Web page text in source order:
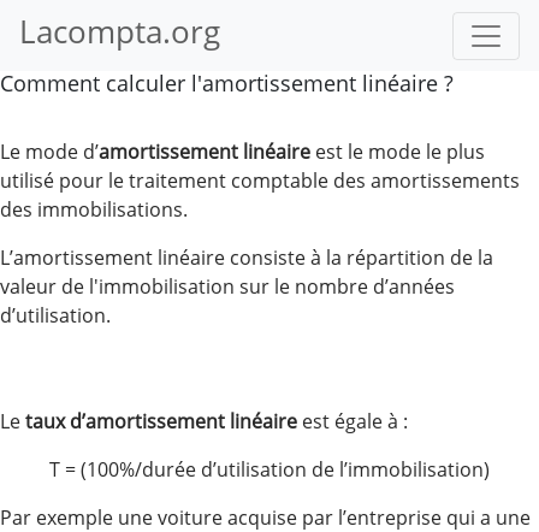
Lacompta.org
Comment calculer l'amortissement linéaire ?
Le mode d’amortissement linéaire est le mode le plus
utilisé pour le traitement comptable des amortissements
des immobilisations.
L’amortissement linéaire consiste à la répartition de la
valeur de l'immobilisation sur le nombre d’années
d’utilisation.
Letaux d’amortissement linéaire est égale à :
T = (100%/durée d’utilisation de l’immobilisation)
Par exemple une voiture acquise par l’entreprise qui a une